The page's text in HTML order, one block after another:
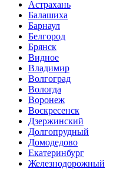
Астрахань
Балашиха
Барнаул
Белгород
Брянск
Видное
Владимир
Волгоград
Вологда
Воронеж
Воскресенск
Дзержинский
Долгопрудный
Домодедово
Екатеринбург
Железнодорожный